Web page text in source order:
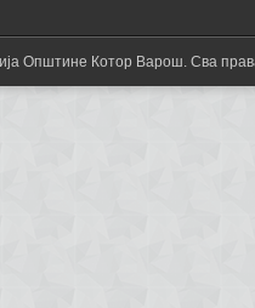
Општине Котор Варош. Сва